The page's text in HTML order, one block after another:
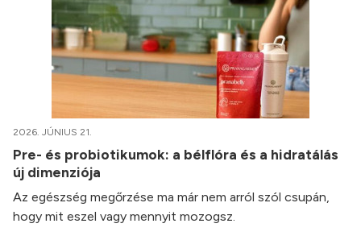
2026. JÚNIUS 21.
Pre- és probiotikumok: a bélflóra és a hidratálás
új dimenziója
Az egészség megőrzése ma már nem arról szól csupán,
hogy mit eszel vagy mennyit mozogsz.